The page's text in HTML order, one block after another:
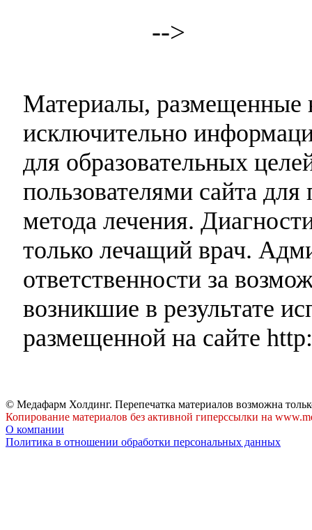
-->
Материалы, размещенные
исключительно
для образовательных
пользователями сайта
метода лечения.
только лечащий врач.
ответственности за
возникшие в результате
размещенной на сайте
© Медафарм Холдинг. Перепечатка материалов возможна
Копирование материалов без активной гиперссылки на
О компании
Политика в отношении обработки персональных данных